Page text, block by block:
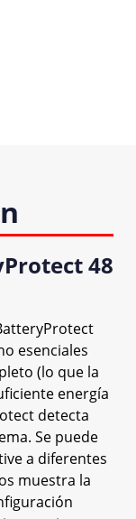
48
esenciales
(lo que la
energía
detecta
Se puede
a diferentes
muestra la